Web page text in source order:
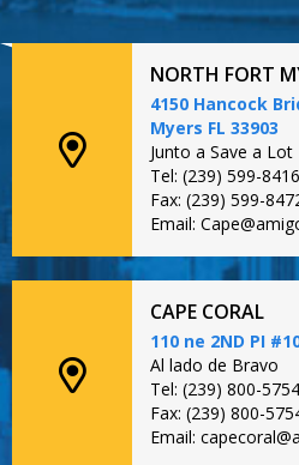
NORTH FORT
4150 Hancock
Myers FL 33903
Junto a Save a Lot
Tel: (239) 599-8416
Fax: (239) 599-
Email:
CAPE CORAL
110 ne 2ND PI
Al lado de Bravo
Tel: (239) 800-5754
Fax: (239) 800-
Email: